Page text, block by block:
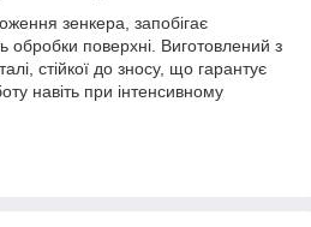
зенкера, запобігає
обробки поверхні. Виготовлений з
стійкої до зносу, що гарантує
навіть при інтенсивному